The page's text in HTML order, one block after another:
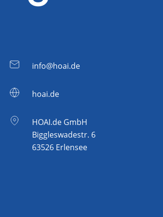
info@hoai.de
hoai.de
HOAI.de GmbH
Biggleswadestr. 6
63526 Erlensee